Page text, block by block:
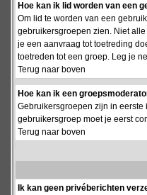
Hoe kan ik lid worden van een
Om lid te worden van een
gebruikersgroepen zien. Niet
je een aanvraag tot toetreding
toetreden tot een groep. Leg je
Terug naar boven
Hoe kan ik een
Gebruikersgroepen zijn in
gebruikersgroep moet je eerst
Terug naar boven
Ik kan geen privéberichten